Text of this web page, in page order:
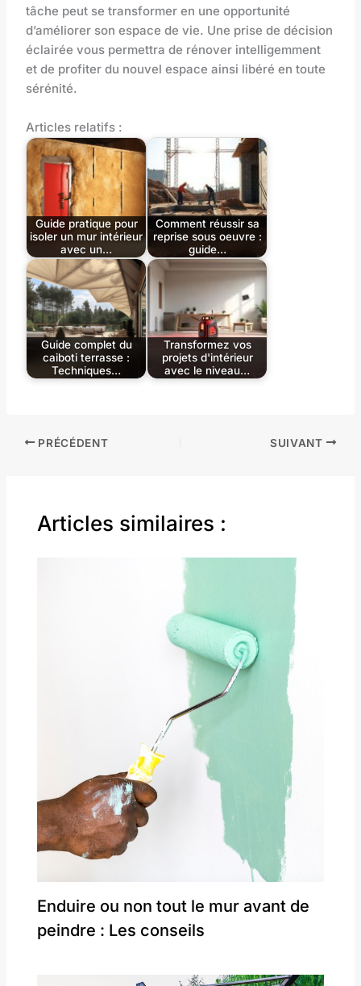
tâche peut se transformer en une opportunité
d’améliorer son espace de vie. Une prise de décision
éclairée vous permettra de rénover intelligemment
et de profiter du nouvel espace ainsi libéré en toute
sérénité.
Articles relatifs :
Guide pratique pour
isoler un mur intérieur
avec un…
Comment réussir sa
reprise sous oeuvre :
guide…
Guide complet du
caiboti terrasse :
Techniques…
Transformez vos
projets d'intérieur
avec le niveau…
PRÉCÉDENT SUIVANT
Articles similaires :
Enduire ou non tout le mur avant de
peindre : Les conseils